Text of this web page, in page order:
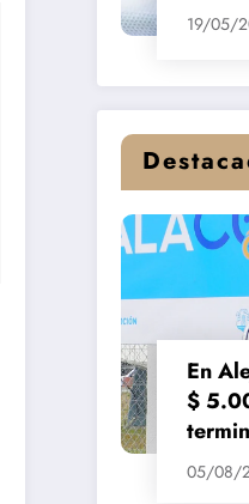
19/05/
En
$
lo
05/08/